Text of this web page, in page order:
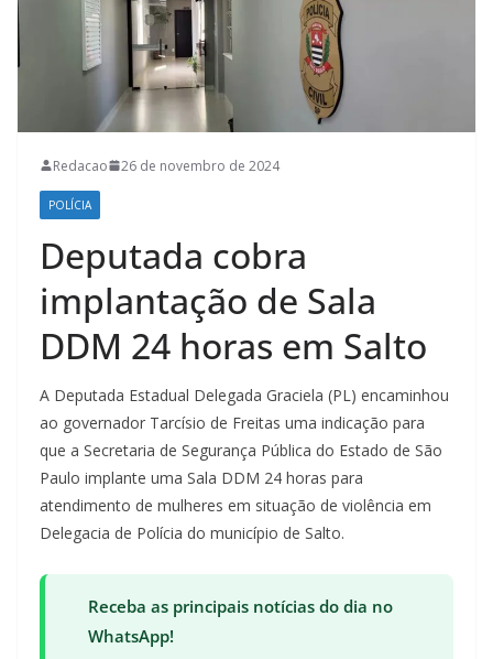
Redacao 26 de novembro de 2024
POLÍCIA
Deputada cobra
implantação de Sala
DDM 24 horas em Salto
A Deputada Estadual Delegada Graciela (PL) encaminhou
ao governador Tarcísio de Freitas uma indicação para
que a Secretaria de Segurança Pública do Estado de São
Paulo implante uma Sala DDM 24 horas para
atendimento de mulheres em situação de violência em
Delegacia de Polícia do município de Salto.
Receba as principais notícias do dia no
WhatsApp!